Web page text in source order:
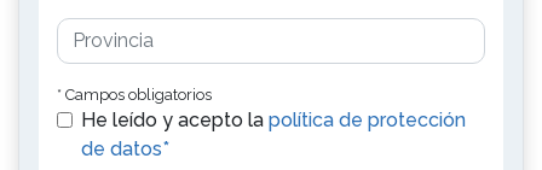
* Campos obligatorios
He leído y acepto la política de protección
de datos*